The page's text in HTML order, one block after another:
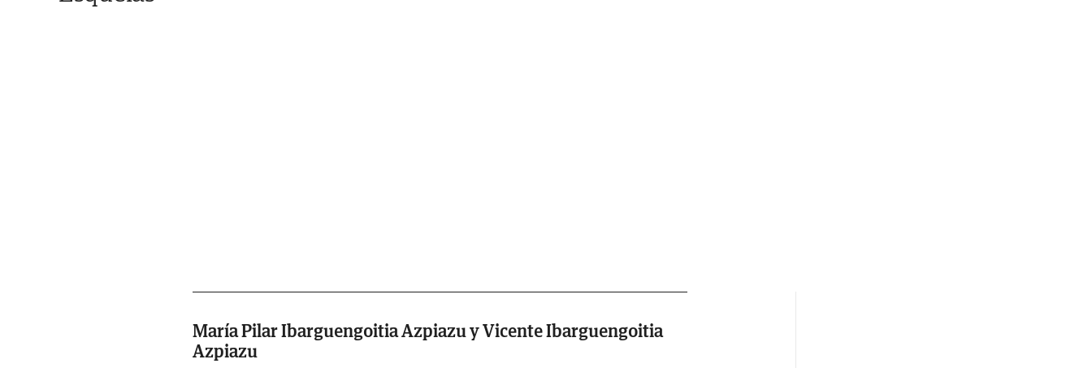
María Pilar Ibarguengoitia Azpiazu y Vicente Ibarguengoitia
Azpiazu